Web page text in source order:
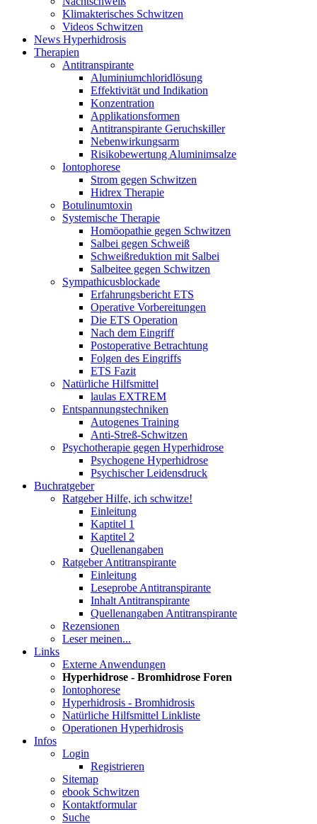
Klimakterisches Schwitzen
Videos Schwitzen
News Hyperhidrosis
Therapien
Antitranspirante
Aluminiumchloridlösung
Effektivität und Indikation
Konzentration
Applikationsformen
Antitranspirante Geruchskiller
Nebenwirkungsarm
Risikobewertung Aluminimsalze
Iontophorese
Strom gegen Schwitzen
Hidrex Therapie
Botulinumtoxin
Systemische Therapie
Homöopathie gegen Schwitzen
Salbei gegen Schweiß
Schweißreduktion mit Salbei
Salbeitee gegen Schwitzen
Sympathicusblockade
Erfahrungsbericht ETS
Operative Vorbereitungen
Die ETS Operation
Nach dem Eingriff
Postoperative Betrachtung
Folgen des Eingriffs
ETS Fazit
Natürliche Hilfsmittel
laulas EXTREM
Entspannungstechniken
Autogenes Training
Anti-Streß-Schwitzen
Psychotherapie gegen Hyperhidrose
Psychogene Hyperhidrose
Psychischer Leidensdruck
Buchratgeber
Ratgeber Hilfe, ich schwitze!
Einleitung
Kaptitel 1
Kaptitel 2
Quellenangaben
Ratgeber Antitranspirante
Einleitung
Leseprobe Antitranspirante
Inhalt Antitranspirante
Quellenangaben Antitranspirante
Rezensionen
Leser meinen...
Links
Externe Anwendungen
Hyperhidrose - Bromhidrose Foren
Iontophorese
Hyperhidrosis - Bromhidrosis
Natürliche Hilfsmittel Linkliste
Operationen Hyperhidrosis
Infos
Login
Registrieren
Sitemap
ebook Schwitzen
Kontaktformular
Suche